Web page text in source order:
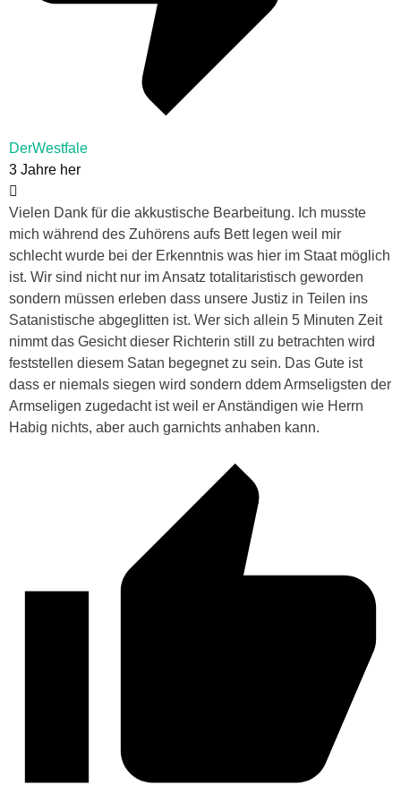
DerWestfale
3 Jahre her
Vielen Dank für die akkustische Bearbeitung. Ich musste
mich während des Zuhörens aufs Bett legen weil mir
schlecht wurde bei der Erkenntnis was hier im Staat möglich
ist. Wir sind nicht nur im Ansatz totalitaristisch geworden
sondern müssen erleben dass unsere Justiz in Teilen ins
Satanistische abgeglitten ist. Wer sich allein 5 Minuten Zeit
nimmt das Gesicht dieser Richterin still zu betrachten wird
feststellen diesem Satan begegnet zu sein. Das Gute ist
dass er niemals siegen wird sondern ddem Armseligsten der
Armseligen zugedacht ist weil er Anständigen wie Herrn
Habig nichts, aber auch garnichts anhaben kann.